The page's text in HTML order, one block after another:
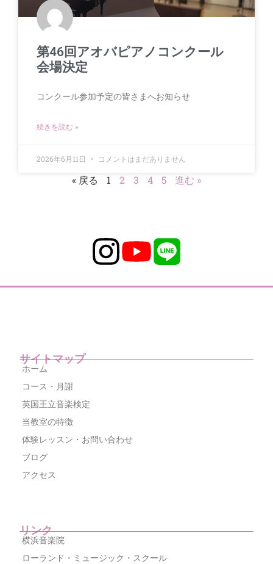
第46回アオバピアノコンクール
会場決定
コンクール参加予定の皆さまへお知らせ
続きを読む »
2026年6月11日 コメントはまだありません
« 戻る 1 2 3 4 5 進む »
サイトマップ
ホーム
コース・月謝
英国王立音楽検定
当教室の特徴
体験レッスン・お問い合わせ
ブログ
アクセス
リンク
横浜音楽院
ローランド・ミュージック・スクール